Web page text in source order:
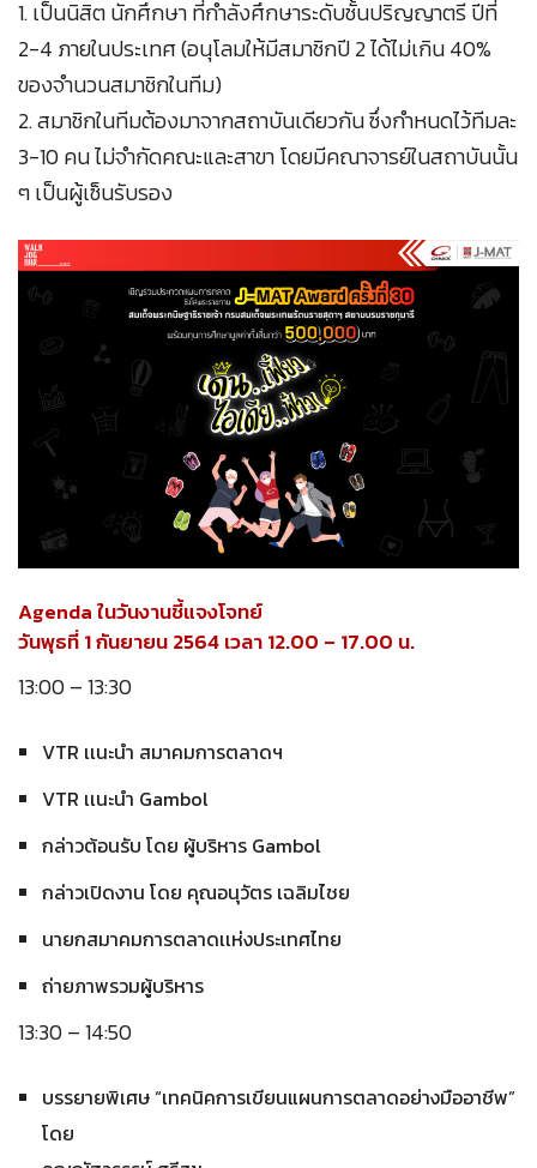
1. เป็นนิสิต นักศึกษา ที่กำลังศึกษาระดับชั้นปริญญาตรี ปีที่
2-4 ภายในประเทศ (อนุโลมให้มีสมาชิกปี 2 ได้ไม่เกิน 40%
ของจำนวนสมาชิกในทีม)
2. สมาชิกในทีมต้องมาจากสถาบันเดียวกัน ซึ่งกำหนดไว้ทีมละ
3-10 คน ไม่จำกัดคณะและสาขา โดยมีคณาจารย์ในสถาบันนั้น
ๆ เป็นผู้เซ็นรับรอง
Agenda ในวันงานชี้แจงโจทย์
วันพุธที่ 1 กันยายน 2564 เวลา 12.00 – 17.00 น.
13:00 – 13:30
VTR เเนะนำ สมาคมการตลาดฯ
VTR เเนะนำ Gambol
กล่าวต้อนรับ โดย ผู้บริหาร Gambol
กล่าวเปิดงาน โดย คุณอนุวัตร เฉลิมไชย
นายกสมาคมการตลาดเเห่งประเทศไทย
ถ่ายภาพรวมผู้บริหาร
13:30 – 14:50
บรรยายพิเศษ “เทคนิคการเขียนแผนการตลาดอย่างมืออาชีพ”
โดย